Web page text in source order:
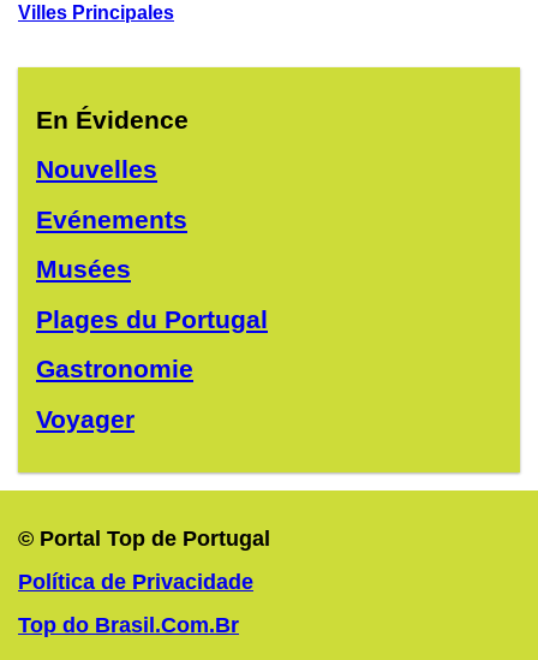
Villes Principales
En Évidence
Nouvelles
Evénements
Musées
Plages du Portugal
Gastronomie
Voyager
© Portal Top de Portugal
Política de Privacidade
Top do Brasil.Com.Br